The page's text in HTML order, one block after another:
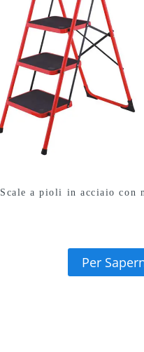
Scale a pioli in acciaio con
Per